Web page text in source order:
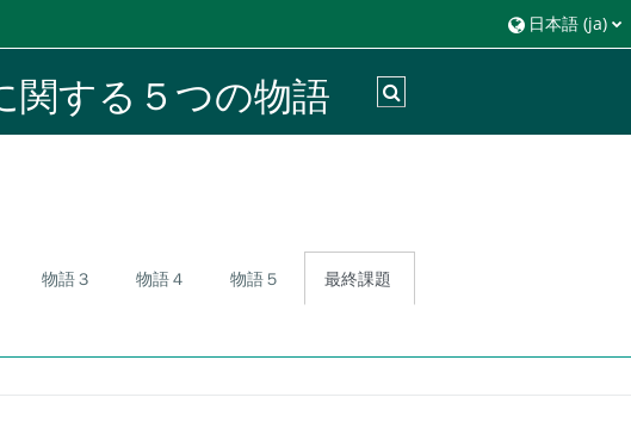
日本語 ‎(ja)‎
関する５つの物語
物語３ 物語４ 物語５ 最終課題